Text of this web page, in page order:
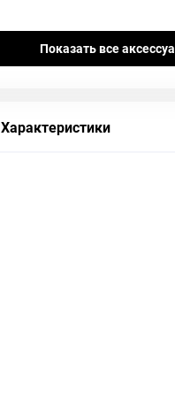
Показать все
Характеристики